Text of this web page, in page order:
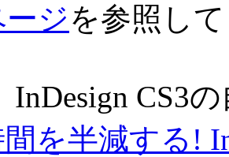
ジを参照し
CS3
を半減する!